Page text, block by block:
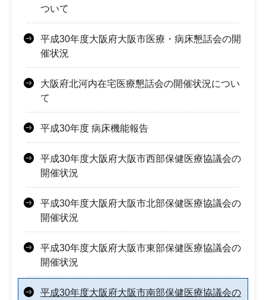
ついて
平成30年度大阪府大阪市医療・病床懇話会の開
催状況
大阪府北河内在宅医療懇話会の開催状況につい
て
平成30年度 病床機能報告
平成30年度大阪府大阪市西部保健医療協議会の
開催状況
平成30年度大阪府大阪市北部保健医療協議会の
開催状況
平成30年度大阪府大阪市東部保健医療協議会の
開催状況
平成30年度大阪府大阪市南部保健医療協議会の